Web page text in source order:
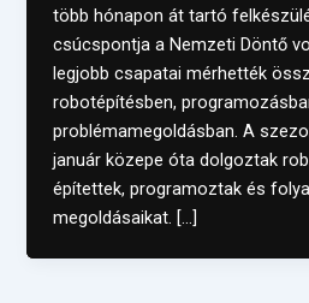
több hónapon át tartó
csúcspontja a Nemzeti Döntő
legjobb csapatai mérhették
robotépítésben,
problémamegoldásban. A
január közepe óta dolgoztak
építettek, programoztak és
megoldásaikat. […]